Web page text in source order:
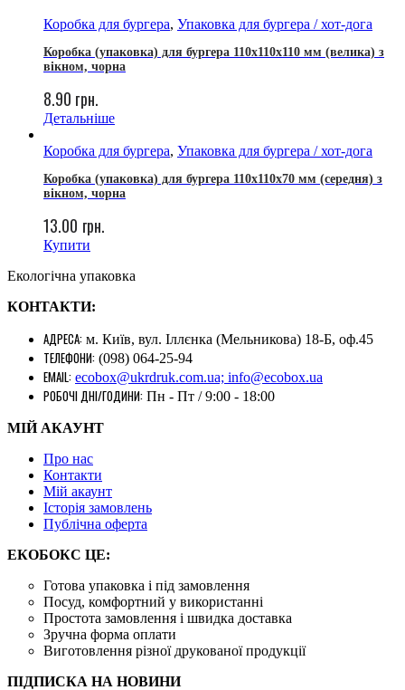
Коробка для бургера, Упаковка для бургера / хот-дога
Коробка (упаковка) для бургера 110х110х110 мм (велика) з
вікном, чорна
8.90 грн.
Детальніше
Коробка для бургера, Упаковка для бургера / хот-дога
Коробка (упаковка) для бургера 110x110x70 мм (середня) з
вікном, чорна
13.00 грн.
Купити
Екологічна упаковка
КОНТАКТИ:
АДРЕСА: м. Київ, вул. Іллєнка (Мельникова) 18-Б, оф.45
ТЕЛЕФОНИ: (098) 064-25-94
EMAIL: ecobox@ukrdruk.com.ua; info@ecobox.ua
РОБОЧІ ДНІ/ГОДИНИ: Пн - Пт / 9:00 - 18:00
МІЙ АКАУНТ
Про нас
Контакти
Mій акаунт
Історія замовлень
Публічна оферта
ЕКОБОКС ЦЕ:
Готова упаковка і під замовлення
Посуд, комфортний у використанні
Простота замовлення і швидка доставка
Зручна форма оплати
Виготовлення різної друкованої продукції
ПІДПИСКА НА НОВИНИ